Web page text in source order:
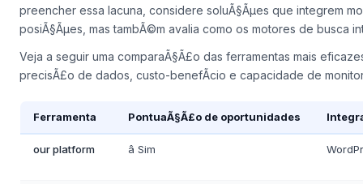
preencher essa lacuna, considere soluÃ§Ãµes que integrem
posiÃ§Ãµes, mas tambÃ©m avalia como os motores de busca
Veja a seguir uma comparaÃ§Ã£o das ferramentas mais
precisÃ£o de dados, custo-benefÃ­cio e capacidade de
Ferramenta PontuaÃ§Ã£o de oportunidades
our platform â Sim